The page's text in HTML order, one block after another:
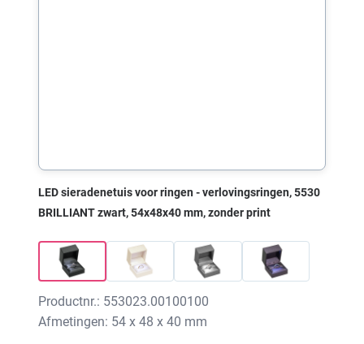
LED sieradenetuis voor ringen - verlovingsringen, 5530
BRILLIANT zwart, 54x48x40 mm, zonder print
Productnr.: 553023.00100100
Afmetingen: 54 x 48 x 40 mm